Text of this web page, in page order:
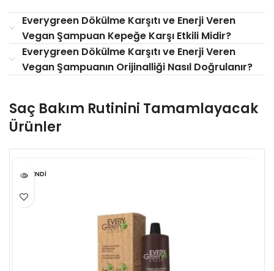
Everygreen Dökülme Karşıtı ve Enerji Veren
Vegan Şampuan Kepeğe Karşı Etkili Midir?
Everygreen Dökülme Karşıtı ve Enerji Veren
Vegan Şampuanın Orijinalliği Nasıl Doğrulanır?
Saç Bakım Rutinini Tamamlayacak
Ürünler
TÜKENDI